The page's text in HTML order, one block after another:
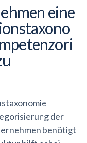
eine
der
benötigt